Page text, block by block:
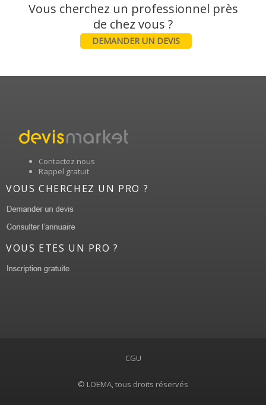
Vous cherchez un professionnel près
DEMANDER UN DEVIS
Contactez nous
Rappel gratuit
VOUS CHERCHEZ UN PRO ?
VOUS ETES UN PRO ?
CGU
© LOEMA, tous droits réservés